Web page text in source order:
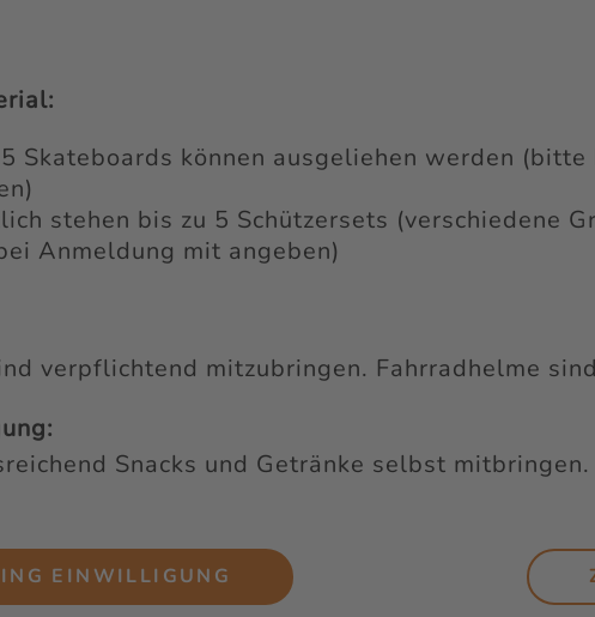
Skateboards können ausgeliehen werden
stehen bis zu 5 Schützersets (verschiedene
Anmeldung mit angeben)
verpflichtend mitzubringen. Fahrradhelme
Snacks und Getränke selbst mitbringen.
EINWILLIGUNG